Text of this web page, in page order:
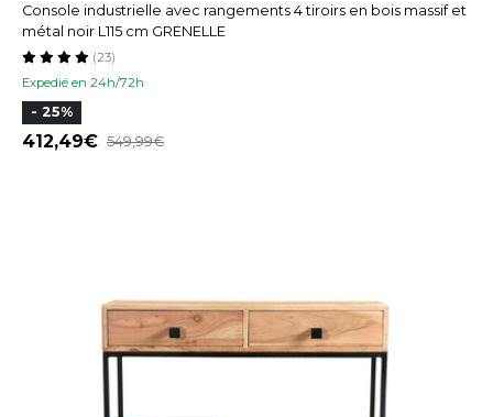
Console industrielle avec rangements 4 tiroirs en bois massif et
métal noir L115 cm GRENELLE
Expedié en 24h/72h
(23)
- 25%
412,49 549,99